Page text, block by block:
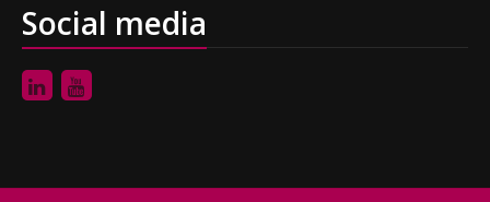
Social media